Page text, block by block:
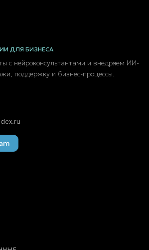
ДЛЯ БИЗНЕСА
с нейроконсультантами и внедряем ИИ-
поддержку и бизнес-процессы.